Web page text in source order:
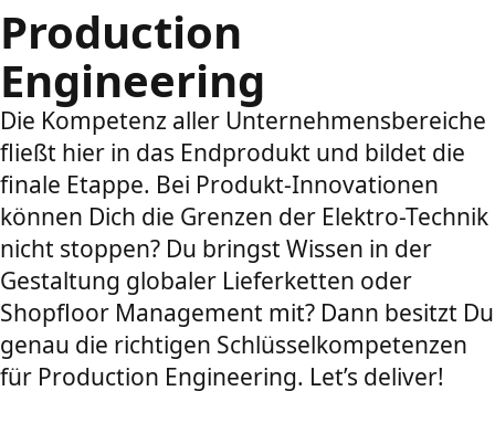
Production
Engineering
Die Kompetenz aller Unternehmensbereiche
fließt hier in das Endprodukt und bildet die
finale Etappe. Bei Produkt-Innovationen
können Dich die Grenzen der Elektro-Technik
nicht stoppen? Du bringst Wissen in der
Gestaltung globaler Lieferketten oder
Shopfloor Management mit? Dann besitzt Du
genau die richtigen Schlüsselkompetenzen
für Production Engineering. Let’s deliver!